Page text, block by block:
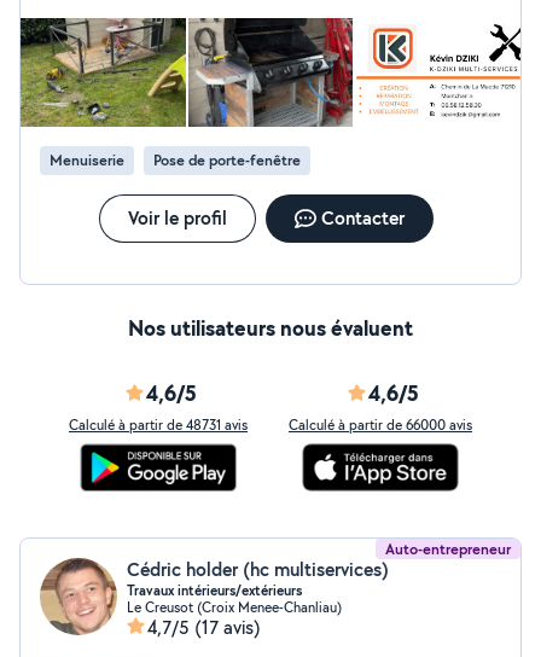
Menuiserie Pose de porte-fenêtre
Voir le profil Contacter
Nos utilisateurs nous évaluent
4,6/5
Calculé à partir de 48731 avis
4,6/5
Calculé à partir de 66000 avis
Auto-entrepreneur
Cédric holder (hc multiservices)
Travaux intérieurs/extérieurs
Le Creusot (Croix Menee-Chanliau)
4,7/5 (17 avis)